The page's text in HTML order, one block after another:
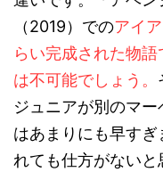
（2019）でのアイ
らい完成された物
は不可能でしょう。
ジュニアが別のマ
はあまりにも早す
れても仕方がないと